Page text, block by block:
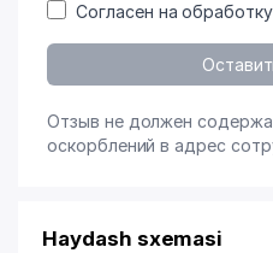
Согласен на обработку
Отзыв не должен
оскорблений в адрес
Haydash sxemasi